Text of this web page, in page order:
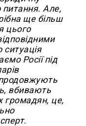
питання. Але,
ще більш
цього
Росії під
вбивають
громадян, це,